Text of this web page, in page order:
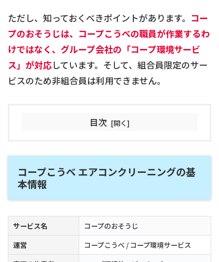
ただし、知っておくべきポイントがあります。 コー
プのおそうじは、コープこうべの職員が作業するわ
けではなく、グループ会社の「コープ環境サービ
ス」が対応しています。そして、組合員限定のサー
ビスのため非組合員は利用できません。
目次
コープこうべ エアコンクリーニングの基
本情報
サービス名
コープのおそうじ
運営
コープこうべ / コープ環境サービス